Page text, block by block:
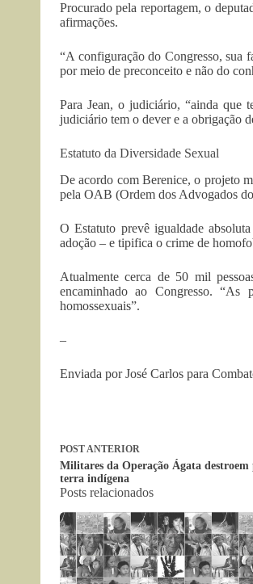
Procurado pela reportagem, o
afirmações.
“A configuração do Congresso, sua
por meio de preconceito e não do
Para Jean, o judiciário, “ainda que
judiciário tem o dever e a obrigação
Estatuto da Diversidade Sexual
De acordo com Berenice, o projeto
pela OAB (Ordem dos Advogados
O Estatuto prevê igualdade
adoção – e tipifica o crime de
Atualmente cerca de 50 mil
encaminhado ao Congresso. “As
homossexuais”.
–
Enviada por José Carlos para
POSTANTERIOR
Militares da Operação Ágata destroem
terra indígena
Posts relacionados